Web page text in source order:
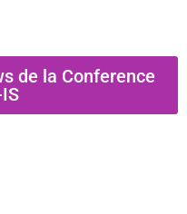
de la Conference